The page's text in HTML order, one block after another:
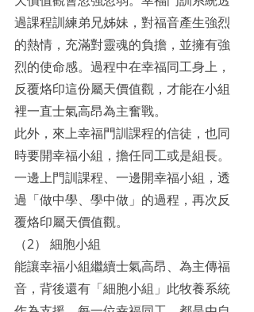
過課程訓練弟兄姊妹，對福音產生強烈
的熱情，充滿對靈魂的負擔，並擁有強
烈的使命感。過程中在幸福同工身上，
反覆烙印這份屬天價值觀，才能在小組
裡一直士氣高昂為主奮戰。
此外，來上幸福門訓課程的信徒，也同
時要開幸福小組，擔任同工或是組長。
一邊上門訓課程、一邊開幸福小組，透
過「做中學、學中做」的過程，再次反
覆烙印屬天價值觀。
（2） 細胞小組
能讓幸福小組繼續士氣高昂、為主傳福
音，背後還有「細胞小組」此牧養系統